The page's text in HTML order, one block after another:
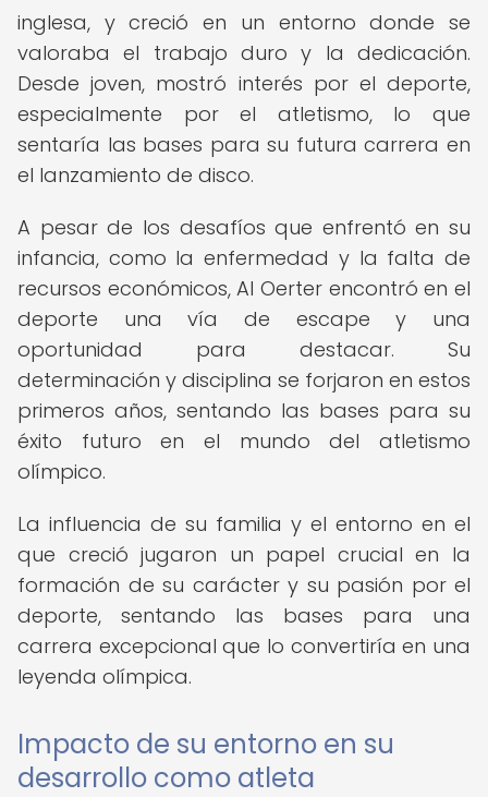
inglesa, y creció en un entorno donde se
valoraba el trabajo duro y la dedicación.
Desde joven, mostró interés por el deporte,
especialmente por el atletismo, lo que
sentaría las bases para su futura carrera en
el lanzamiento de disco.
A pesar de los desafíos que enfrentó en su
infancia, como la enfermedad y la falta de
recursos económicos, Al Oerter encontró en el
deporte una vía de escape y una
oportunidad para destacar. Su
determinación y disciplina se forjaron en estos
primeros años, sentando las bases para su
éxito futuro en el mundo del atletismo
olímpico.
La influencia de su familia y el entorno en el
que creció jugaron un papel crucial en la
formación de su carácter y su pasión por el
deporte, sentando las bases para una
carrera excepcional que lo convertiría en una
leyenda olímpica.
Impacto de su entorno en su
desarrollo como atleta